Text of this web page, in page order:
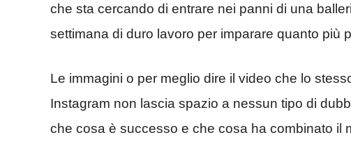
che sta cercando di entrare nei panni di una
settimana di duro lavoro per imparare quanto più
Le immagini o per meglio dire il video che lo
Instagram non lascia spazio a nessun tipo di
che cosa è successo e che cosa ha combinato il